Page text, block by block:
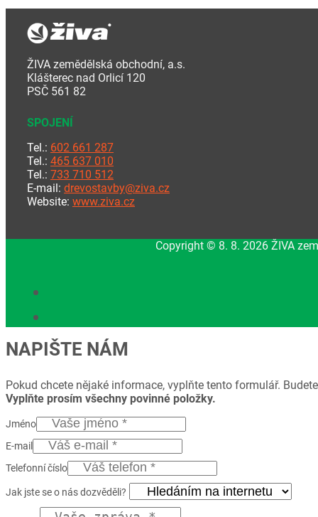
ŽIVA zemědělská obchodní, a.s.
Klášterec nad Orlicí 120
PSČ 561 82
SPOJENÍ
Tel.: 602 661 287
Tel.: 465 637 010
Tel.: 733 710 512
E-mail: drevostavby@ziva.cz
Website: www.ziva.cz
Copyright © 8. 8. 2026 ŽIVA
NAPIŠTE NÁM
Pokud chcete nějaké informace, vyplňte tento formulář.
Vyplňte prosím všechny povinné položky.
Jméno
E-mail
Telefonní číslo
Jak jste se o nás dozvěděli?